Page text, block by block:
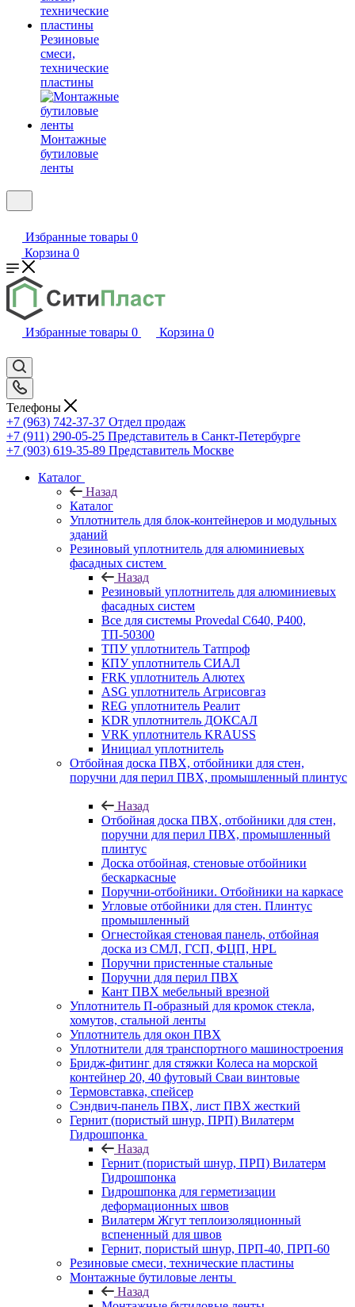
Резиновые
смеси,
технические
пластины
Монтажные
бутиловые
ленты
Избранные товары 0
Корзина 0
Избранные товары 0 Корзина 0
Телефоны
+7 (963) 742-37-37 Отдел продаж
+7 (911) 290-05-25 Представитель в Санкт-Петербурге
+7 (903) 619-35-89 Представитель Москве
Каталог
Назад
Каталог
Уплотнитель для блок-контейнеров и модульных
зданий
Резиновый уплотнитель для алюминиевых
фасадных систем
Назад
Резиновый уплотнитель для алюминиевых
фасадных систем
Все для системы Provedal С640, Р400,
ТП-50300
ТПУ уплотнитель Татпроф
КПУ уплотнитель СИАЛ
FRK уплотнитель Алютех
ASG уплотнитель Агрисовгаз
REG уплотнитель Реалит
KDR уплотнитель ДОКСАЛ
VRK уплотнитель KRAUSS
Инициал уплотнитель
Отбойная доска ПВХ, отбойники для стен,
поручни для перил ПВХ, промышленный плинтус
Назад
Отбойная доска ПВХ, отбойники для стен,
поручни для перил ПВХ, промышленный
плинтус
Доска отбойная, стеновые отбойники
бескаркасные
Поручни-отбойники. Отбойники на каркасе
Угловые отбойники для стен. Плинтус
промышленный
Огнестойкая стеновая панель, отбойная
доска из СМЛ, ГСП, ФЦП, HPL
Поручни пристенные стальные
Поручни для перил ПВХ
Кант ПВХ мебельный врезной
Уплотнитель П-образный для кромок стекла,
хомутов, стальной ленты
Уплотнитель для окон ПВХ
Уплотнители для транспортного машиностроения
Бридж-фитинг для стяжки Колеса на морской
контейнер 20, 40 футовый Сваи винтовые
Термовставка, спейсер
Сэндвич-панель ПВХ, лист ПВХ жесткий
Гернит (пористый шнур, ПРП) Вилатерм
Гидрошпонка
Назад
Гернит (пористый шнур, ПРП) Вилатерм
Гидрошпонка
Гидрошпонка для герметизации
деформационных швов
Вилатерм Жгут теплоизоляционный
вспененный для швов
Гернит, пористый шнур, ПРП-40, ПРП-60
Резиновые смеси, технические пластины
Монтажные бутиловые ленты
Назад